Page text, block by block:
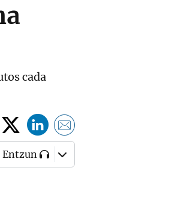
cada
Entzun